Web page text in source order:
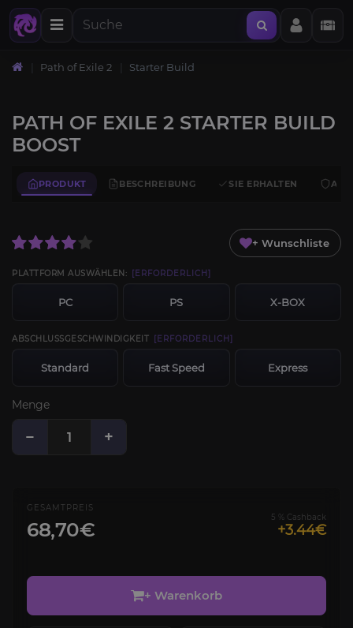
Path of Exile 2 Starter Build
PATH OF EXILE 2 STARTER BUILD
BOOST
PRODUKT BESCHREIBUNG SIE ERHALTEN
+ Wunschliste
PLATTFORM AUSWÄHLEN: [ERFORDERLICH]
PC PS X-BOX
ABSCHLUSSGESCHWINDIGKEIT [ERFORDERLICH]
Standard Fast Speed Express
Menge
− +
GESAMTPREIS
68,70€
5 % Cashback
+3.44€
+ Warenkorb